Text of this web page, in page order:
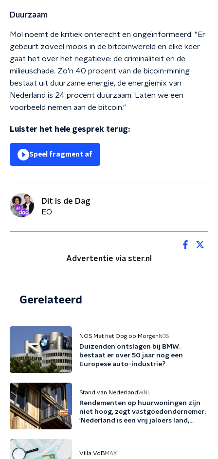
Duurzaam
Mol noemt de kritiek onterecht en ongeïnformeerd: "Er
gebeurt zoveel moois in de bitcoinwereld en elke keer
gaat het over het negatieve: de criminaliteit en de
milieuschade. Zo’n 40 procent van de bicoin-mining
bestaat uit duurzame energie, de energiemix van
Nederland is 24 procent duurzaam. Laten we een
voorbeeld nemen aan de bitcoin."
Luister het hele gesprek terug:
Speel fragment af
Dit is de Dag
EO
Advertentie via ster.nl
Gerelateerd
NOS Met het Oog op Morgen NOS
Duizenden ontslagen bij BMW:
bestaat er over 50 jaar nog een
Europese auto-industrie?
Stand van NederlandWNL
Rendementen op huurwoningen zijn
niet hoog, zegt vastgoedondernemer:
'Nederland is een vrij jaloers land,
Villa VdBMAX